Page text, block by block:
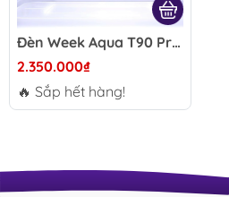
Đèn Week Aqua T90 Pro - Đèn LED WRGB UV cho bể thủy sinh, chỉnh app điện thoại, lên màu cây cá đẹp
2.350.000₫
🔥 Sắp hết hàng!